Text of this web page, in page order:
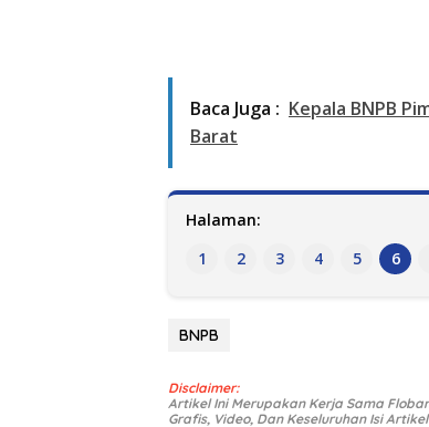
Baca Juga : Kepala BNPB
Barat
Halaman:
1
2 3 4 5 6
BNPB
Disclaimer:
Artikel Ini Merupakan Kerja Sama
Grafis, Video, Dan Keseluruhan Isi